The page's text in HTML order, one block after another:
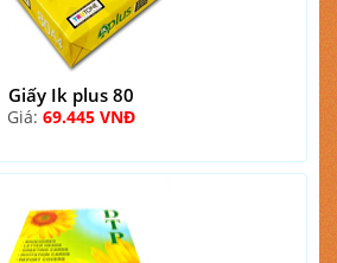
Giấy Ik plus 80
Giá: 69.445 VNĐ